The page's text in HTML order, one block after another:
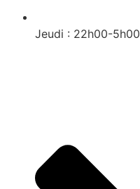
Jeudi : 22h00-5h00